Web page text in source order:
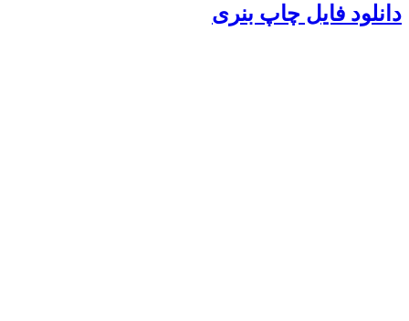
دانلود فایل چاپ بنری